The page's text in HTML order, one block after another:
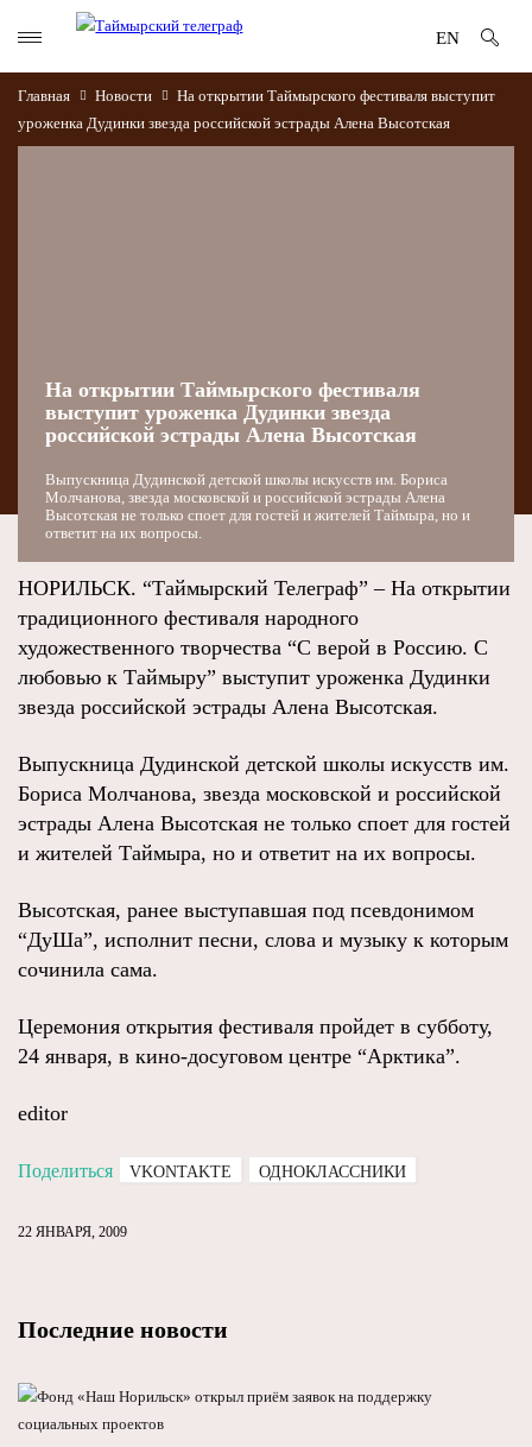
EN
Главная Новости
На открытии Таймырского фестиваля выступит
уроженка Дудинки звезда российской эстрады Алена Высотская
На открытии Таймырского фестиваля
выступит уроженка Дудинки звезда
российской эстрады Алена Высотская
Выпускница Дудинской детской школы искусств им. Бориса
Молчанова, звезда московской и российской эстрады Алена
Высотская не только споет для гостей и жителей Таймыра, но и
ответит на их вопросы.
НОРИЛЬСК. “Таймырский Телеграф” – На открытии
традиционного фестиваля народного
художественного творчества “С верой в Россию. С
любовью к Таймыру” выступит уроженка Дудинки
звезда российской эстрады Алена Высотская.
Выпускница Дудинской детской школы искусств им.
Бориса Молчанова, звезда московской и российской
эстрады Алена Высотская не только споет для гостей
и жителей Таймыра, но и ответит на их вопросы.
Высотская, ранее выступавшая под псевдонимом
“ДуШа”, исполнит песни, слова и музыку к которым
сочинила сама.
Церемония открытия фестиваля пройдет в субботу,
24 января, в кино-досуговом центре “Арктика”.
editor
Поделиться VKONTAKTE ОДНОКЛАССНИКИ
22 ЯНВАРЯ, 2009
Последние новости